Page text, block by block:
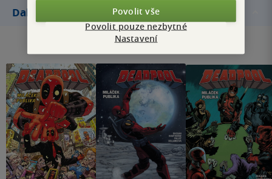
Další knihy autora
Povolit vše
Povolit pouze nezbytné
Nastavení